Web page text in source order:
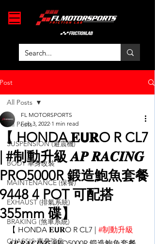
Post
All Posts
SUSPENSION (避震機)
BODY 車身改裝
MAINTENANCE (保養)
EXHAUST (排氣系統)
BRAKING (煞車系統)
CHASSIS 車身強化
All Posts
【 HONDA 𝐄𝗨𝐑O R CL7
| #制動升級 𝑨𝑷 𝑹𝑨𝑪𝑰𝑵𝑮
PRO5000R 鍛造鮑魚套餐
9448 4 POT 可配搭
355mm 碟】
FL MOTORSPORTS
Feb 3, 2022 1 min read
【 HONDA 𝐄𝗨𝐑O R CL7 | #制動升級